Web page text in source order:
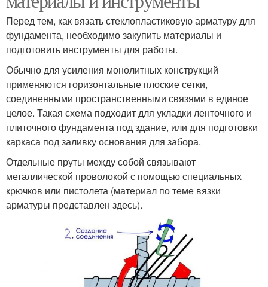
Перед тем, как вязать стеклопластиковую арматуру для
фундамента, необходимо закупить материалы и
подготовить инструменты для работы.
Обычно для усиления монолитных конструкций
применяются горизонтальные плоские сетки,
соединенными пространственными связями в единое
целое. Такая схема подходит для укладки ленточного и
плиточного фундамента под здание, или для подготовки
каркаса под заливку основания для забора.
Отдельные пруты между собой связывают
металлической проволокой с помощью специальных
крючков или пистолета (материал по теме вязки
арматуры представлен здесь).